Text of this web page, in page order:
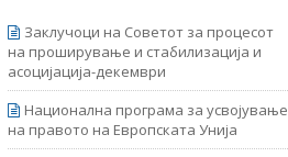
Заклучоци на Советот за процесот
на проширување и стабилизација и
асоцијација-декември
Национална програма за усвојување
на правото на Европската Унија